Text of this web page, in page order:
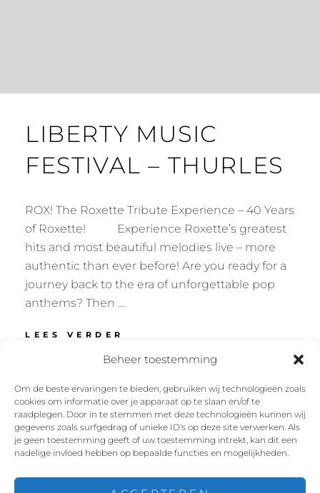
Beheer toestemming
Om de beste ervaringen te bieden, gebruiken wij technologieën zoals
cookies om informatie over je apparaat op te slaan en/of te
raadplegen. Door in te stemmen met deze technologieën kunnen wij
gegevens zoals surfgedrag of unieke ID's op deze site verwerken. Als
je geen toestemming geeft of uw toestemming intrekt, kan dit een
nadelige invloed hebben op bepaalde functies en mogelijkheden.
LIBERTY MUSIC
FESTIVAL – THURLES
ROX! The Roxette Tribute Experience – 40 Years
of Roxette! Experience Roxette’s greatest
hits and most beautiful melodies live – more
authentic than ever before! Are you ready for a
journey back to the era of unforgettable pop
anthems? Then …
LEES VERDER
FESTIVAL
THURLES
Facebook
Instagram
Twitter
YouTube